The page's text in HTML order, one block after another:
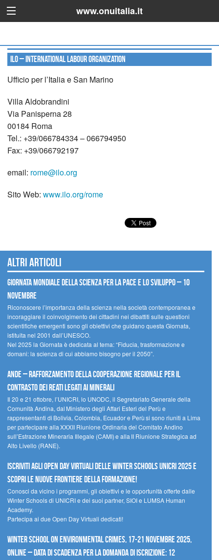
www.onuitalia.it
ILO – International Labour Organization
Ufficio per l’Italia e San Marino
Villa Aldobrandini
Via Panisperna 28
00184 Roma
Tel.: +39/066784334 – 066794950
Fax: +39/066792197
email: rome@ilo.org
Sito Web: www.ilo.org/rome
Altri articoli
Giornata mondiale della scienza per la pace e lo sviluppo – 10
novembre
Riconoscere l’importanza della scienza nella società contemporanea e
incoraggiare il coinvolgimento dei cittadini nei dibattiti sulle questioni
scientifiche emergenti sono gli obiettivi che guidano questa Giornata,
istituita nel 2001 dall’UNESCO.
Nel 2025 la Giornata è dedicata al tema: “Fiducia, trasformazione e
domani: la scienza di cui abbiamo bisogno per il 2050”.
Ande – Rafforzamento della cooperazione regionale per il
contrasto dei reati legati ai minerali
Il 20 e 21 ottobre, l’UNICRI, lo UNODC, il Segretariato Generale della
Comunità Andina, dal Ministero degli Affari Esteri del Perù e
rappresentanti di Bolivia, Colombia, Ecuador e Perù si sono riuniti a Lima
per partecipare alla XXXII Riunione Ordinaria del Comitato Andino
sull’Estrazione Mineraria Illegale (CAMI) e alla II Riunione Strategica ad
Alto Livello (RANE).
Iscriviti agli Open Day Virtuali delle Winter Schools UNICRI 2025 e
scopri le nuove frontiere della formazione!
Conosci da vicino i programmi, gli obiettivi e le opportunità offerte dalle
Winter Schools di UNICRI e dei suoi partner, SIOI e LUMSA Human
Academy.
Partecipa ai due Open Day Virtuali dedicati!
Winter School on Environmental Crimes, 17-21 novembre 2025,
Online – Data di scadenza per la domanda di iscrizione: 12